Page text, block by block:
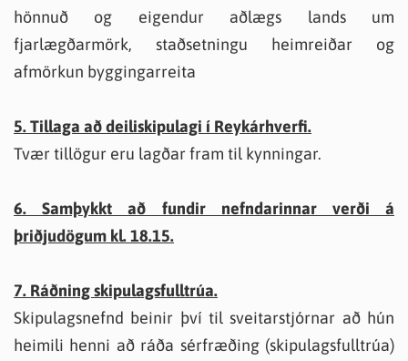
hönnuð og eigendur aðlægs lands um
fjarlægðarmörk, staðsetningu heimreiðar og
afmörkun byggingarreita
5. Tillaga að deiliskipulagi í Reykárhverfi.
Tvær tillögur eru lagðar fram til kynningar.
6. Samþykkt að fundir nefndarinnar verði á
þriðjudögum kl. 18.15.
7. Ráðning skipulagsfulltrúa.
Skipulagsnefnd beinir því til sveitarstjórnar að hún
heimili henni að ráða sérfræðing (skipulagsfulltrúa)